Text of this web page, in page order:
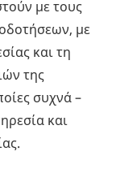
με τους
με
και τη
της
συχνά –
και